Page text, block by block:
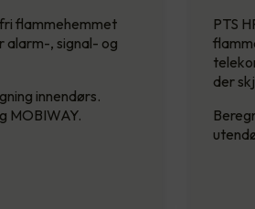
flammehemmet
alarm-, signal- og
innendørs.
MOBIWAY.
PTS
der